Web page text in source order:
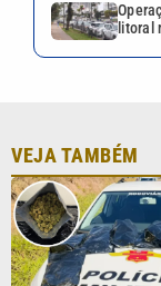
litoral
VEJA TAMBÉM